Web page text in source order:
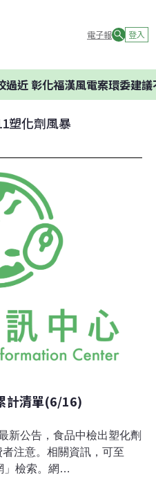
電子報 登入
化福漢風電案環委建議不應開
塑化劑風暴
計清單(6/16)
新公告，食品中檢出塑化劑
注意。相關資訊，可至
」檢索。網